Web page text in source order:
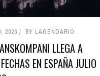
2026 BY LAGENDARIO
LLEGA A
EN ESPAÑA JULIO